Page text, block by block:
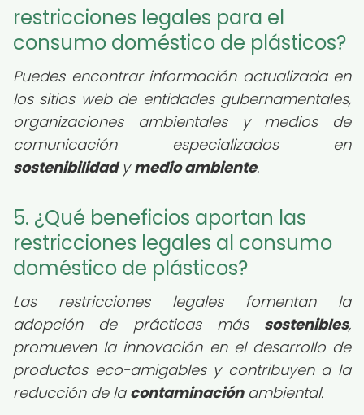
restricciones legales para el
consumo doméstico de plásticos?
Puedes encontrar información actualizada en
los sitios web de entidades gubernamentales,
organizaciones ambientales y medios de
comunicación especializados en
sostenibilidadymedio ambiente.
5. ¿Qué beneficios aportan las
restricciones legales al consumo
doméstico de plásticos?
Las restricciones legales fomentan la
adopción de prácticas más sostenibles,
promueven la innovación en el desarrollo de
productos eco-amigables y contribuyen a la
reducción de la contaminaciónambiental.